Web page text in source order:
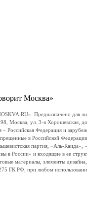
Москва»
Предназначено для
Москва, ул. 3-я
Российская Федерация и
в Российской
партия, «Аль-
в России» и входящие в ее
материалы, элементы
ГК РФ, при любом